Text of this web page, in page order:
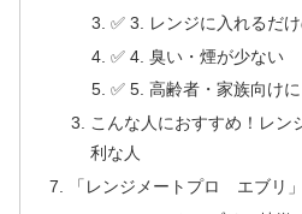
✅ 3. レンジに入れるだ
✅ 4. 臭い・煙が少ない
✅ 5. 高齢者・家族向け
こんな人におすすめ！レン
利な人
「レンジメートプロ エブリ